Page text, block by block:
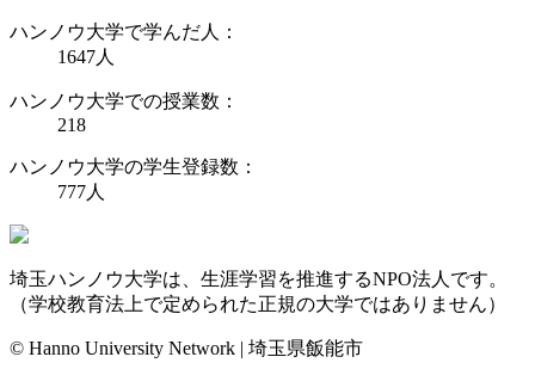
ハンノウ大学で学んだ人：
1647人
ハンノウ大学での授業数：
218
ハンノウ大学の学生登録数：
777人
埼玉ハンノウ大学は、生涯学習を推進するNPO法人です。
（学校教育法上で定められた正規の大学ではありません）
© Hanno University Network | 埼玉県飯能市